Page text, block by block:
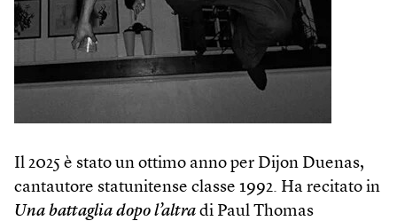
Il 2025 è stato un ottimo anno per Dijon Duenas,
cantautore statunitense classe 1992. Ha recitato in
Una battaglia dopo l’altra di Paul Thomas